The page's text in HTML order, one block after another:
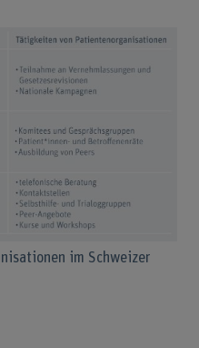
im Schweizer